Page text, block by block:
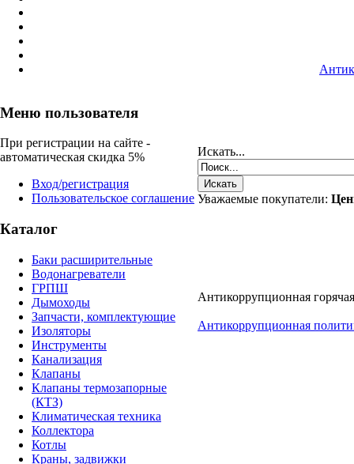
Меню пользователя
При регистрации на сайте -
автоматическая скидка 5%
Вход/регистрация
Пользовательское соглашение
Каталог
Баки расширительные
Водонагреватели
ГРПШ
Дымоходы
Запчасти, комплектующие
Изоляторы
Инструменты
Канализация
Клапаны
Клапаны термозапорные
(КТЗ)
Климатическая техника
Коллектора
Котлы
Краны, задвижки
Искать...
Уважаемые покупатели:
Антикоррупционная
Антикоррупционная